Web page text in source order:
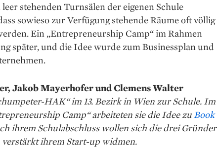
stehenden Turnsälen der eigenen Schule
sowieso zur Verfügung stehende Räume oft völlig
Ein „Entrepreneurship Camp“ im Rahmen
später, und die Idee wurde zum Businessplan und
Jakob Mayerhofer und Clemens Walter
HAK“ im 13. Bezirk in Wien zur Schule. Im
Camp“ arbeiteten sie die Idee zu Book
ihrem Schulabschluss wollen sich die drei Gründer
verstärkt ihrem Start-up widmen.